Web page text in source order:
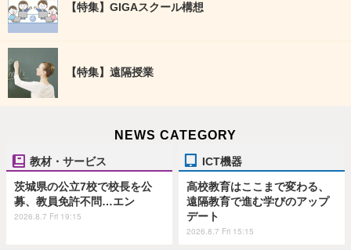
【特集】GIGAスクール構想
【特集】遠隔授業
NEWS CATEGORY
教材・サービス
茨城県の公立7校で校長を公
募、教員免許不問…エン
2026.8.7 Fri 19:15
ICT機器
高校教育はここまで変わる、
遠隔教育で進む学びのアップ
デート
2026.8.7 Fri 15:15